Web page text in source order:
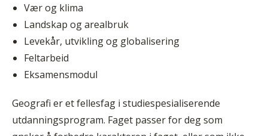
Vær og klima
Landskap og arealbruk
Levekår, utvikling og globalisering
Feltarbeid
Eksamensmodul
Geografi er et fellesfag i studiespesialiserende
utdanningsprogram. Faget passer for deg som